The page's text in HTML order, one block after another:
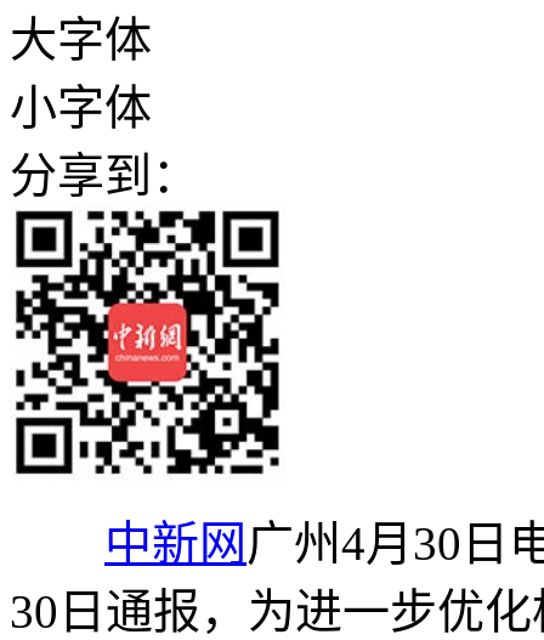
大字体
小字体
分享到：
中新网 广州4月30日
30日通报，为进一步优